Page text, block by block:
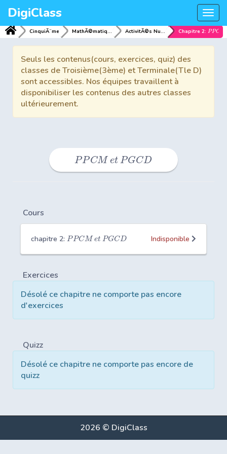
DigiClass
CinquiÃ¨me MathÃ©matiques ActivitÃ©s NumÃ©riques Chapitre 2: PPC
Seuls les contenus(cours, exercices, quiz) des
classes de Troisième(3ème) et Terminale(Tle D)
sont accessibles. Nos équipes travaillent à
disponibiliser les contenus des autres classes
ultérieurement.
PPCM et PGCD
Cours
chapitre 2: PPCM et PGCD Indisponible
Exercices
Désolé ce chapitre ne comporte pas encore
d'exercices
Quizz
Désolé ce chapitre ne comporte pas encore de
quizz
2026 © DigiClass